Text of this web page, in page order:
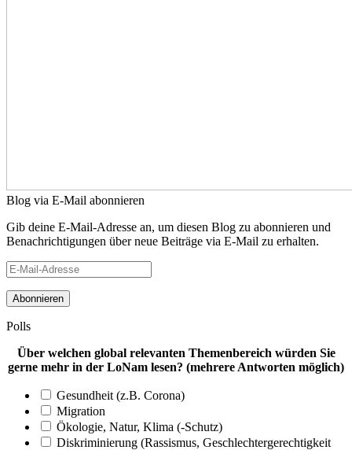
Blog via E-Mail abonnieren
Gib deine E-Mail-Adresse an, um diesen Blog zu abonnieren und
Benachrichtigungen über neue Beiträge via E-Mail zu erhalten.
E-
Mail-
Adresse
Polls
Über welchen global relevanten Themenbereich würden Sie
gerne mehr in der LoNam lesen? (mehrere Antworten möglich)
Gesundheit (z.B. Corona)
Migration
Ökologie, Natur, Klima (-Schutz)
Diskriminierung (Rassismus, Geschlechtergerechtigkeit